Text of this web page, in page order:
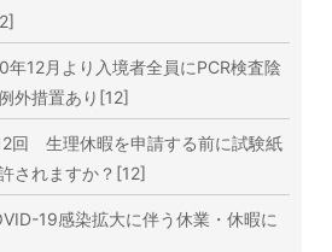
年12月より入境者全員にPCR検査陰
外措置あり[12]
回 生理休暇を申請する前に試験紙
されますか？[12]
19感染拡大に伴う休業・休暇に